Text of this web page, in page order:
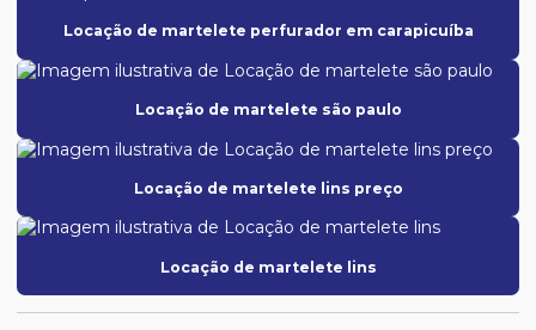
Locação de martelete perfurador em carapicuíba
Locação de martelete são paulo
Locação de martelete lins preço
Locação de martelete lins